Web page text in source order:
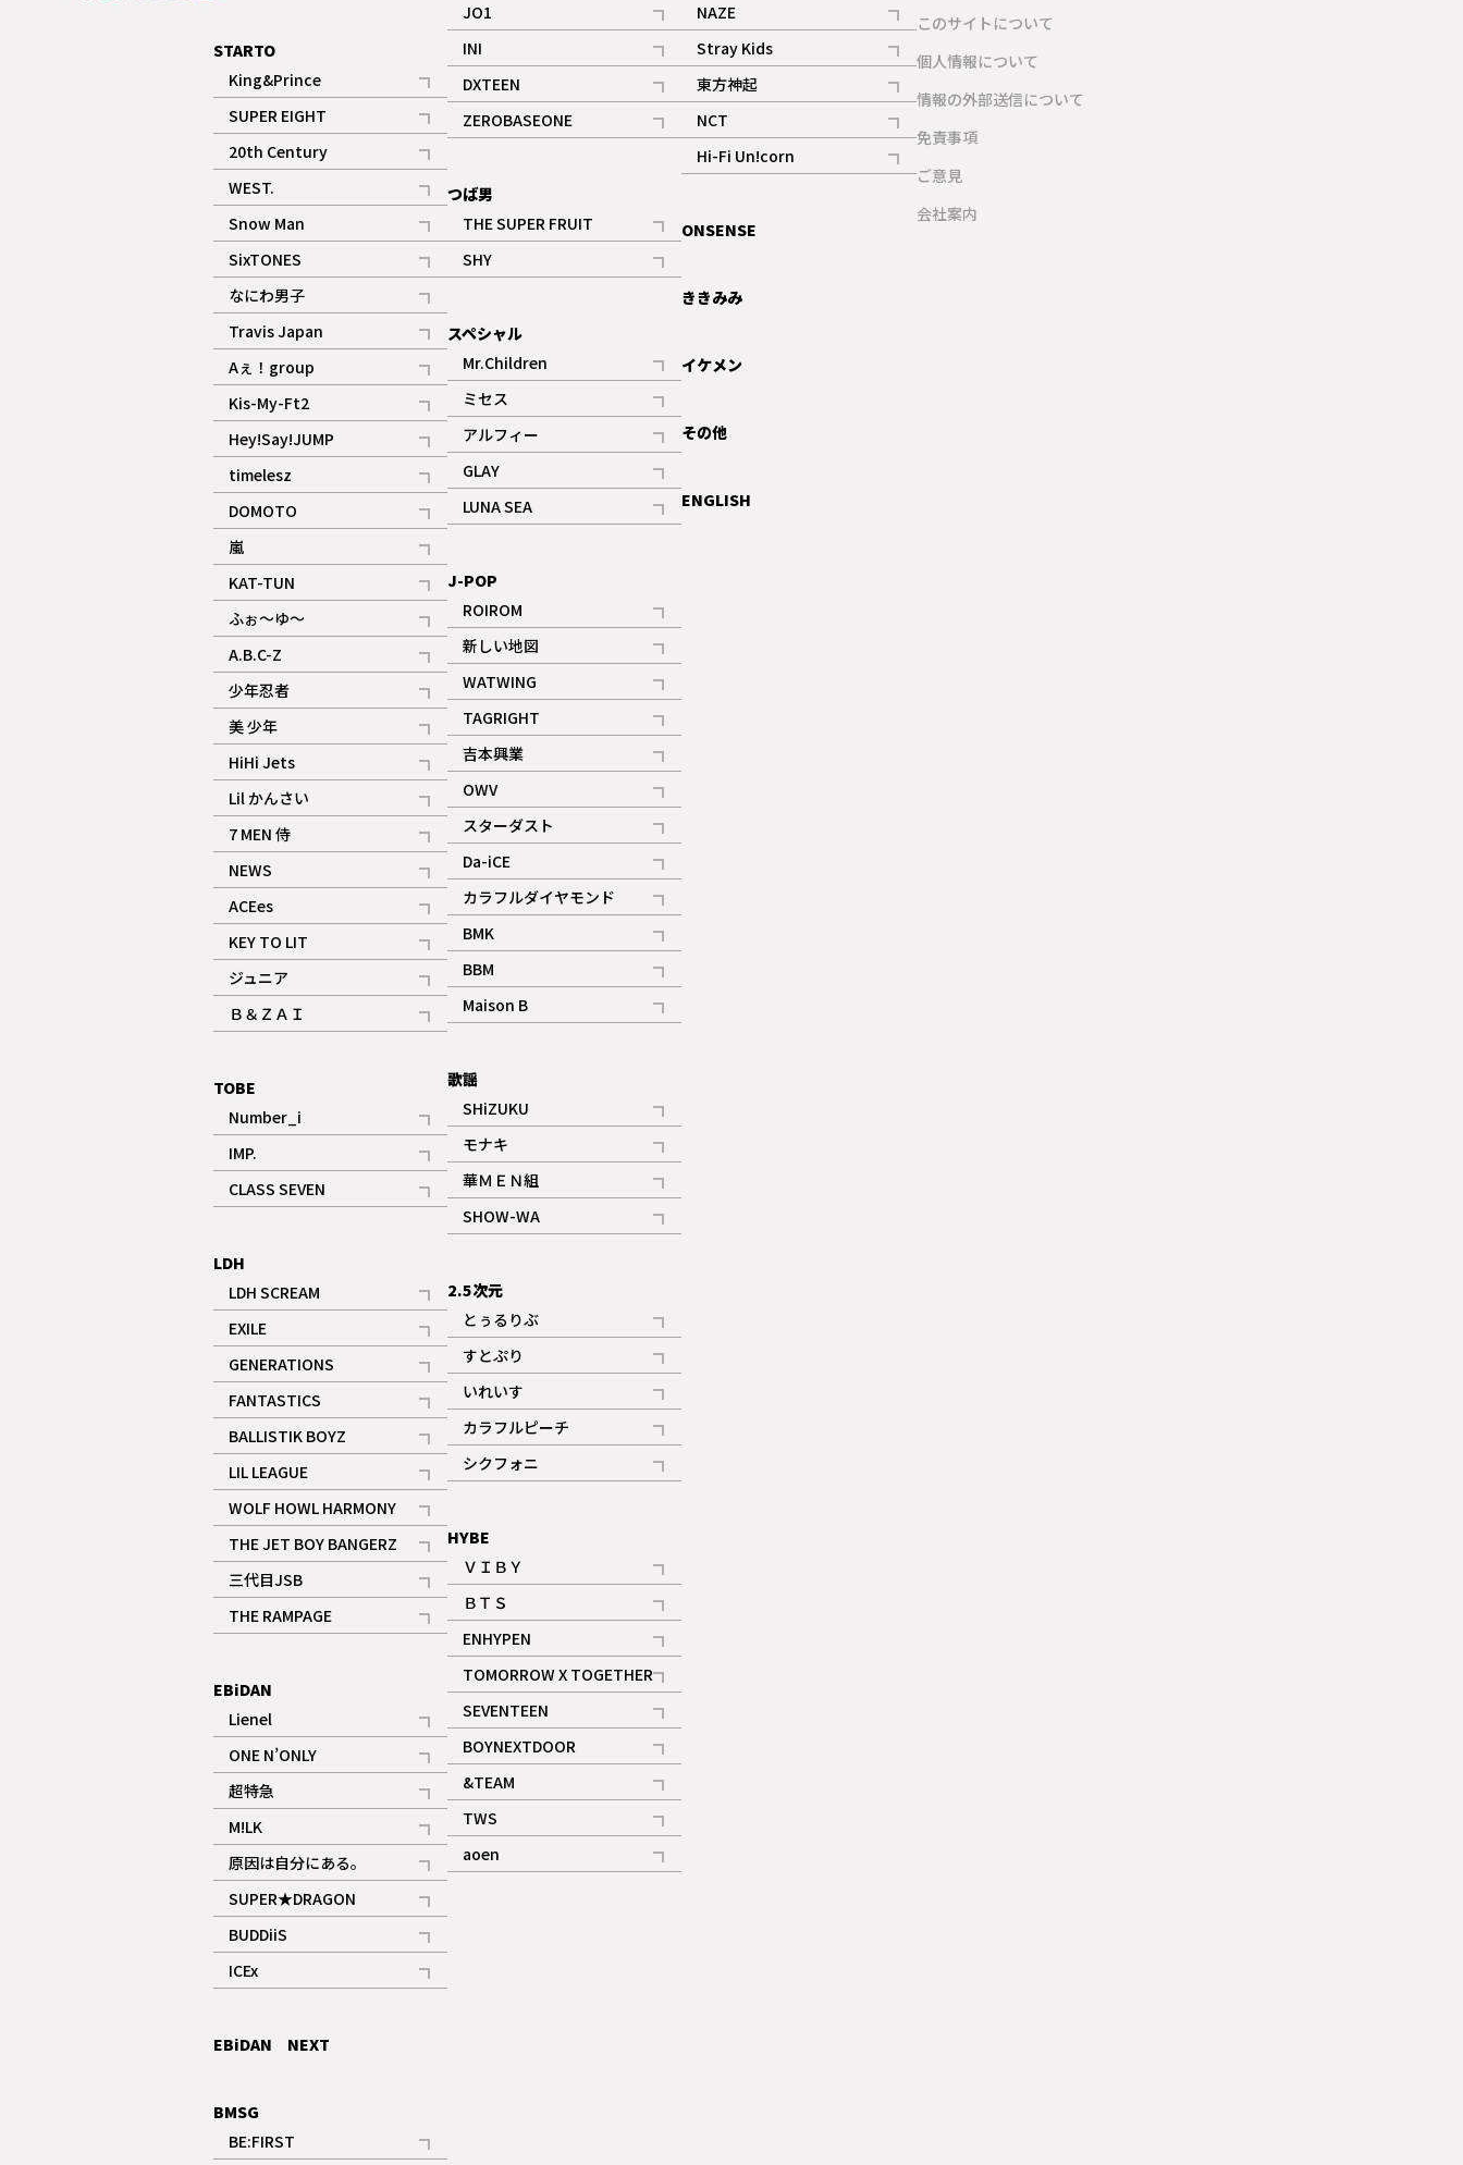
STARTO
King&Prince
記事
SUPER EIGHT
記事
20th Century
記事
WEST.
記事
Snow Man
記事
ギャラリー
SixTONES
記事
ギャラリー
なにわ男子
記事
Travis Japan
記事
Aぇ！group
記事
Kis-My-Ft2
記事
ギャラリー
Hey!Say!JUMP
記事
timelesz
記事
DOMOTO
記事
嵐
記事
KAT-TUN
記事
ふぉ～ゆ～
記事
A.B.C-Z
記事
ギャラリー
少年忍者
記事
美 少年
記事
HiHi Jets
記事
Lil かんさい
記事
7 MEN 侍
記事
NEWS
記事
ACEes
記事
KEY TO LIT
記事
ジュニア
記事
Ｂ＆ＺＡＩ
記事
TOBE
Number_i
記事
IMP.
記事
CLASS SEVEN
記事
LDH
LDH SCREAM
記事
EXILE
記事
GENERATIONS
記事
FANTASTICS
記事
BALLISTIK BOYZ
記事
LIL LEAGUE
記事
WOLF HOWL HARMONY
記事
THE JET BOY BANGERZ
記事
三代目JSB
記事
THE RAMPAGE
記事
EBiDAN
Lienel
記事
ONE N’ONLY
記事
超特急
記事
ギャラリー
M!LK
記事
原因は自分にある。
記事
SUPER★DRAGON
記事
BUDDiiS
記事
ICEx
記事
EBiDAN NEXT
BMSG
BE:FIRST
JO1
記事
ギャラリー
INI
記事
ギャラリー
DXTEEN
記事
ギャラリー
ZEROBASEONE
記事
つば男
THE SUPER FRUIT
記事
ギャラリー
SHY
記事
スペシャル
Mr.Children
記事
ミセス
記事
アルフィー
記事
GLAY
記事
LUNA SEA
記事
J-POP
ROIROM
記事
新しい地図
記事
WATWING
記事
TAGRIGHT
記事
吉本興業
記事
OWV
記事
ギャラリー
スターダスト
記事
Da-iCE
記事
カラフルダイヤモンド
記事
BMK
記事
ギャラリー
BBM
記事
ギャラリー
Maison B
記事
歌謡
SHiZUKU
記事
モナキ
記事
華ＭＥＮ組
記事
SHOW-WA
記事
2.5次元
とぅるりぶ
記事
すとぷり
記事
ギャラリー
いれいす
記事
ギャラリー
カラフルピーチ
記事
シクフォニ
記事
HYBE
ＶＩＢＹ
記事
ＢＴＳ
記事
ENHYPEN
記事
TOMORROW X TOGETHER
記事
ギャラリー
SEVENTEEN
記事
BOYNEXTDOOR
記事
&TEAM
記事
ギャラリー
TWS
記事
aoen
記事
NAZE
記事
Stray Kids
記事
東方神起
記事
NCT
記事
Hi-Fi Un!corn
記事
ONSENSE
ききみみ
イケメン
その他
ENGLISH
このサイトについて
個人情報について
情報の外部送信について
免責事項
ご意見
会社案内